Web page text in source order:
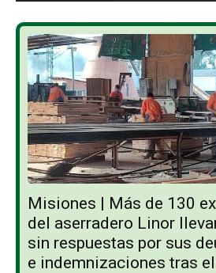
Misiones | Más de 130
del aserradero Linor
sin respuestas por sus
e indemnizaciones tras